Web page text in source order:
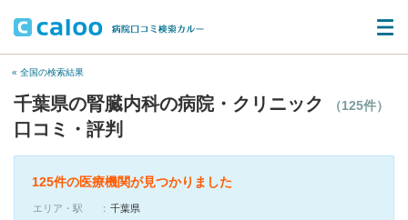
« 全国の検索結果
千葉県の腎臓内科の病院・クリニック （125件）
口コミ・評判
125件の医療機関が見つかりました
エリア・駅
千葉県